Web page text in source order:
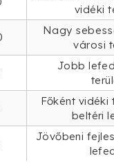
vidéki
Nagy
városi
Jobb
Főként vidéki
beltéri
Jövőbeni